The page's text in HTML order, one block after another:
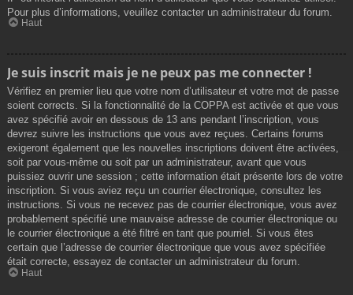
Pour plus d’informations, veuillez contacter un administrateur du forum.
Haut
Je suis inscrit mais je ne peux pas me connecter !
Vérifiez en premier lieu que votre nom d’utilisateur et votre mot de passe
soient corrects. Si la fonctionnalité de la COPPA est activée et que vous
avez spécifié avoir en dessous de 13 ans pendant l’inscription, vous
devrez suivre les instructions que vous avez reçues. Certains forums
exigeront également que les nouvelles inscriptions doivent être activées,
soit par vous-même ou soit par un administrateur, avant que vous
puissiez ouvrir une session ; cette information était présente lors de votre
inscription. Si vous aviez reçu un courrier électronique, consultez les
instructions. Si vous ne recevez pas de courrier électronique, vous avez
probablement spécifié une mauvaise adresse de courrier électronique ou
le courrier électronique a été filtré en tant que pourriel. Si vous êtes
certain que l’adresse de courrier électronique que vous avez spécifiée
était correcte, essayez de contacter un administrateur du forum.
Haut